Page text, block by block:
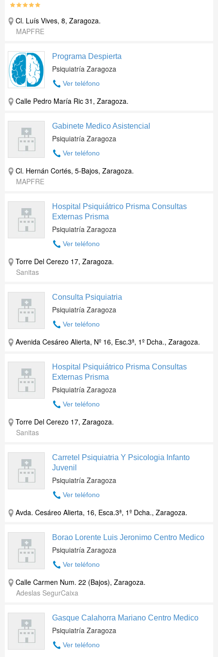
Cl. Luís Vives, 8, Zaragoza.
MAPFRE
Programa Despierta
Psiquiatría Zaragoza
Ver teléfono
Calle Pedro María Ric 31 , Zaragoza.
Gabinete Medico Asistencial
Psiquiatría Zaragoza
Ver teléfono
Cl. Hernán Cortés, 5-Bajos, Zaragoza.
MAPFRE
Hospital Psiquiátrico Prisma Consultas
Externas Prisma
Psiquiatría Zaragoza
Ver teléfono
Torre Del Cerezo 17, Zaragoza.
Sanitas
Consulta Psiquiatria
Psiquiatría Zaragoza
Ver teléfono
Avenida Cesáreo Alierta, Nº 16, Esc.3ª, 1º Dcha., Zaragoza.
Hospital Psiquiátrico Prisma Consultas
Externas Prisma
Psiquiatría Zaragoza
Ver teléfono
Torre Del Cerezo 17, Zaragoza.
Sanitas
Carretel Psiquiatria Y Psicologia Infanto
Juvenil
Psiquiatría Zaragoza
Ver teléfono
Avda. Cesáreo Alierta, 16, Esca.3ª, 1º Dcha., Zaragoza.
Borao Lorente Luis Jeronimo Centro Medico
Psiquiatría Zaragoza
Ver teléfono
Calle Carmen Num. 22 (Bajos), Zaragoza.
Adeslas SegurCaixa
Gasque Calahorra Mariano Centro Medico
Psiquiatría Zaragoza
Ver teléfono